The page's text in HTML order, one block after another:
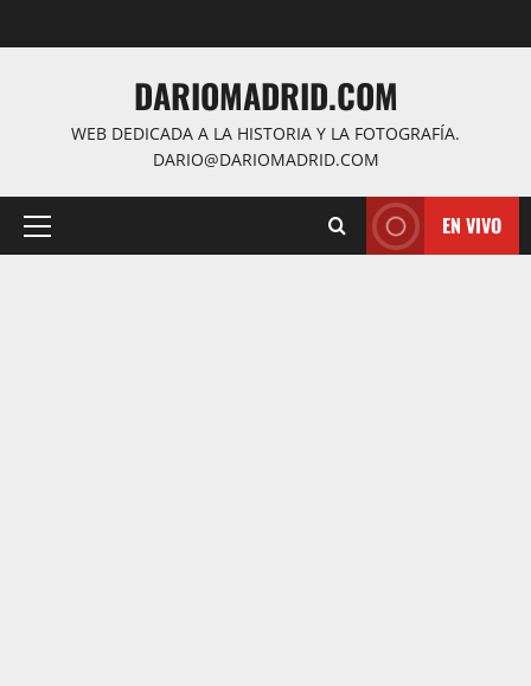
al
DARIOMADRID.COM
WEB DEDICADA A LA HISTORIA Y LA FOTOGRAFÍA.
DARIO@DARIOMADRID.COM
Menú
EN VIVO